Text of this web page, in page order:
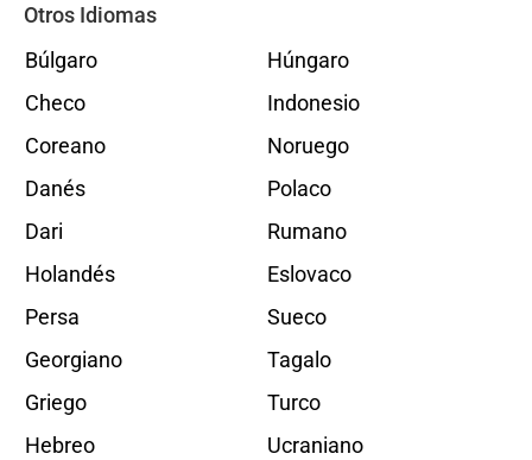
Otros Idiomas
Búlgaro
Checo
Coreano
Danés
Dari
Holandés
Persa
Georgiano
Griego
Hebreo
Húngaro
Indonesio
Noruego
Polaco
Rumano
Eslovaco
Sueco
Tagalo
Turco
Ucraniano